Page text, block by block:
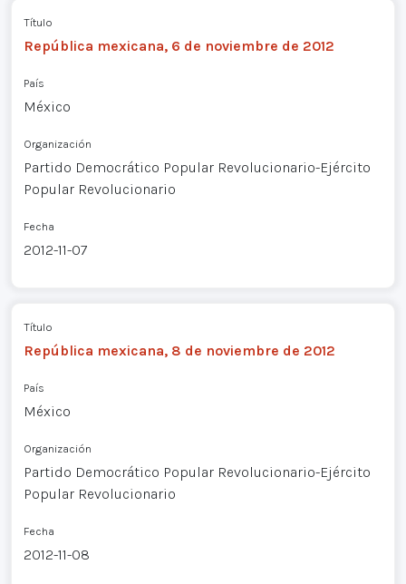
Título
República mexicana, 6 de noviembre de 2012
País
México
Organización
Partido Democrático Popular Revolucionario-Ejército
Popular Revolucionario
Fecha
2012-11-07
Título
República mexicana, 8 de noviembre de 2012
País
México
Organización
Partido Democrático Popular Revolucionario-Ejército
Popular Revolucionario
Fecha
2012-11-08